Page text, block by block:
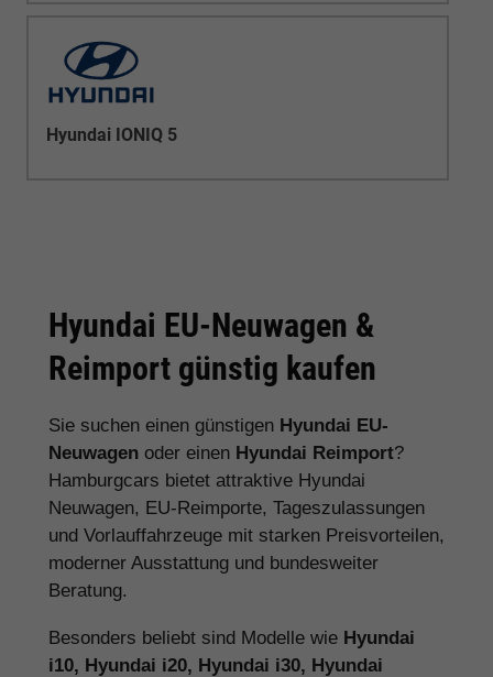
Hyundai IONIQ 5
Hyundai EU-Neuwagen &
Reimport günstig kaufen
Sie suchen einen günstigen Hyundai EU-
Neuwagen oder einen Hyundai Reimport?
Hamburgcars bietet attraktive Hyundai
Neuwagen, EU-Reimporte, Tageszulassungen
und Vorlauffahrzeuge mit starken Preisvorteilen,
moderner Ausstattung und bundesweiter
Beratung.
Besonders beliebt sind Modelle wie Hyundai
i10, Hyundai i20, Hyundai i30, Hyundai